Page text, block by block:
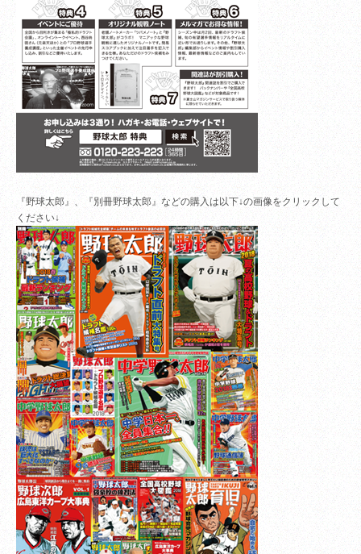
『野球太郎』、『別冊野球太郎』などの購入は以下↓の画像をクリックして
ください↓